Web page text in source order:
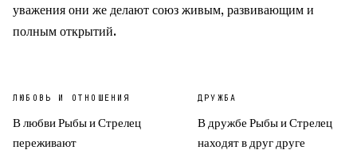
уважения они же делают союз живым, развивающим и
полным открытий.
ЛЮБОВЬ И ОТНОШЕНИЯ
В любви Рыбы и Стрелец
переживают
ДРУЖБА
В дружбе Рыбы и Стрелец
находят в друг друге